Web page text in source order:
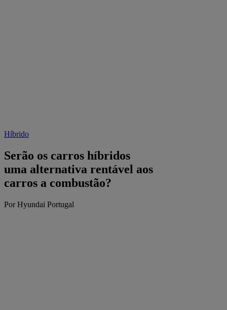
Híbrido
Serão os carros híbridos
uma alternativa rentável aos
carros a combustão?
Por Hyundai Portugal